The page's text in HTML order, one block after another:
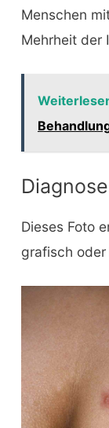
Menschen
Mehrheit der
Diagnose
Dieses Foto
grafisch